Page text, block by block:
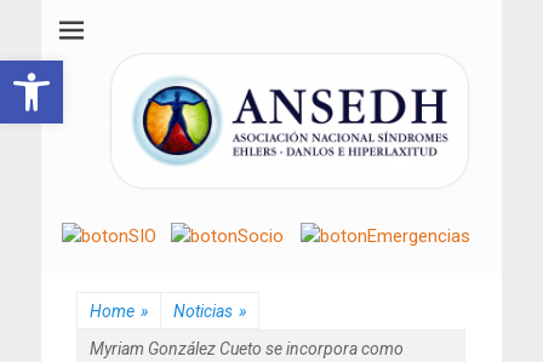
Abrir barra de herramientas
Home » Noticias »
Myriam González Cueto se incorpora como